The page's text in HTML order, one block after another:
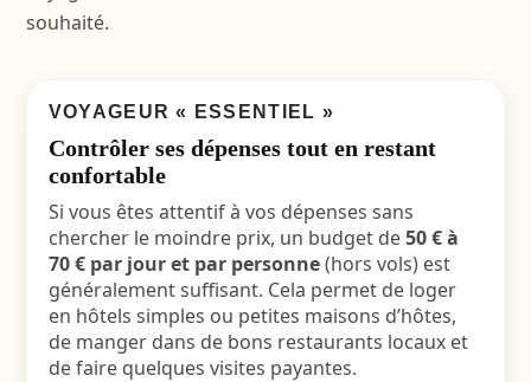
souhaité.
VOYAGEUR « ESSENTIEL »
Contrôler ses dépenses tout en restant
confortable
Si vous êtes attentif à vos dépenses sans
chercher le moindre prix, un budget de50 € à
70 € par jour et par personne(hors vols) est
généralement suffisant. Cela permet de loger
en hôtels simples ou petites maisons d’hôtes,
de manger dans de bons restaurants locaux et
de faire quelques visites payantes.